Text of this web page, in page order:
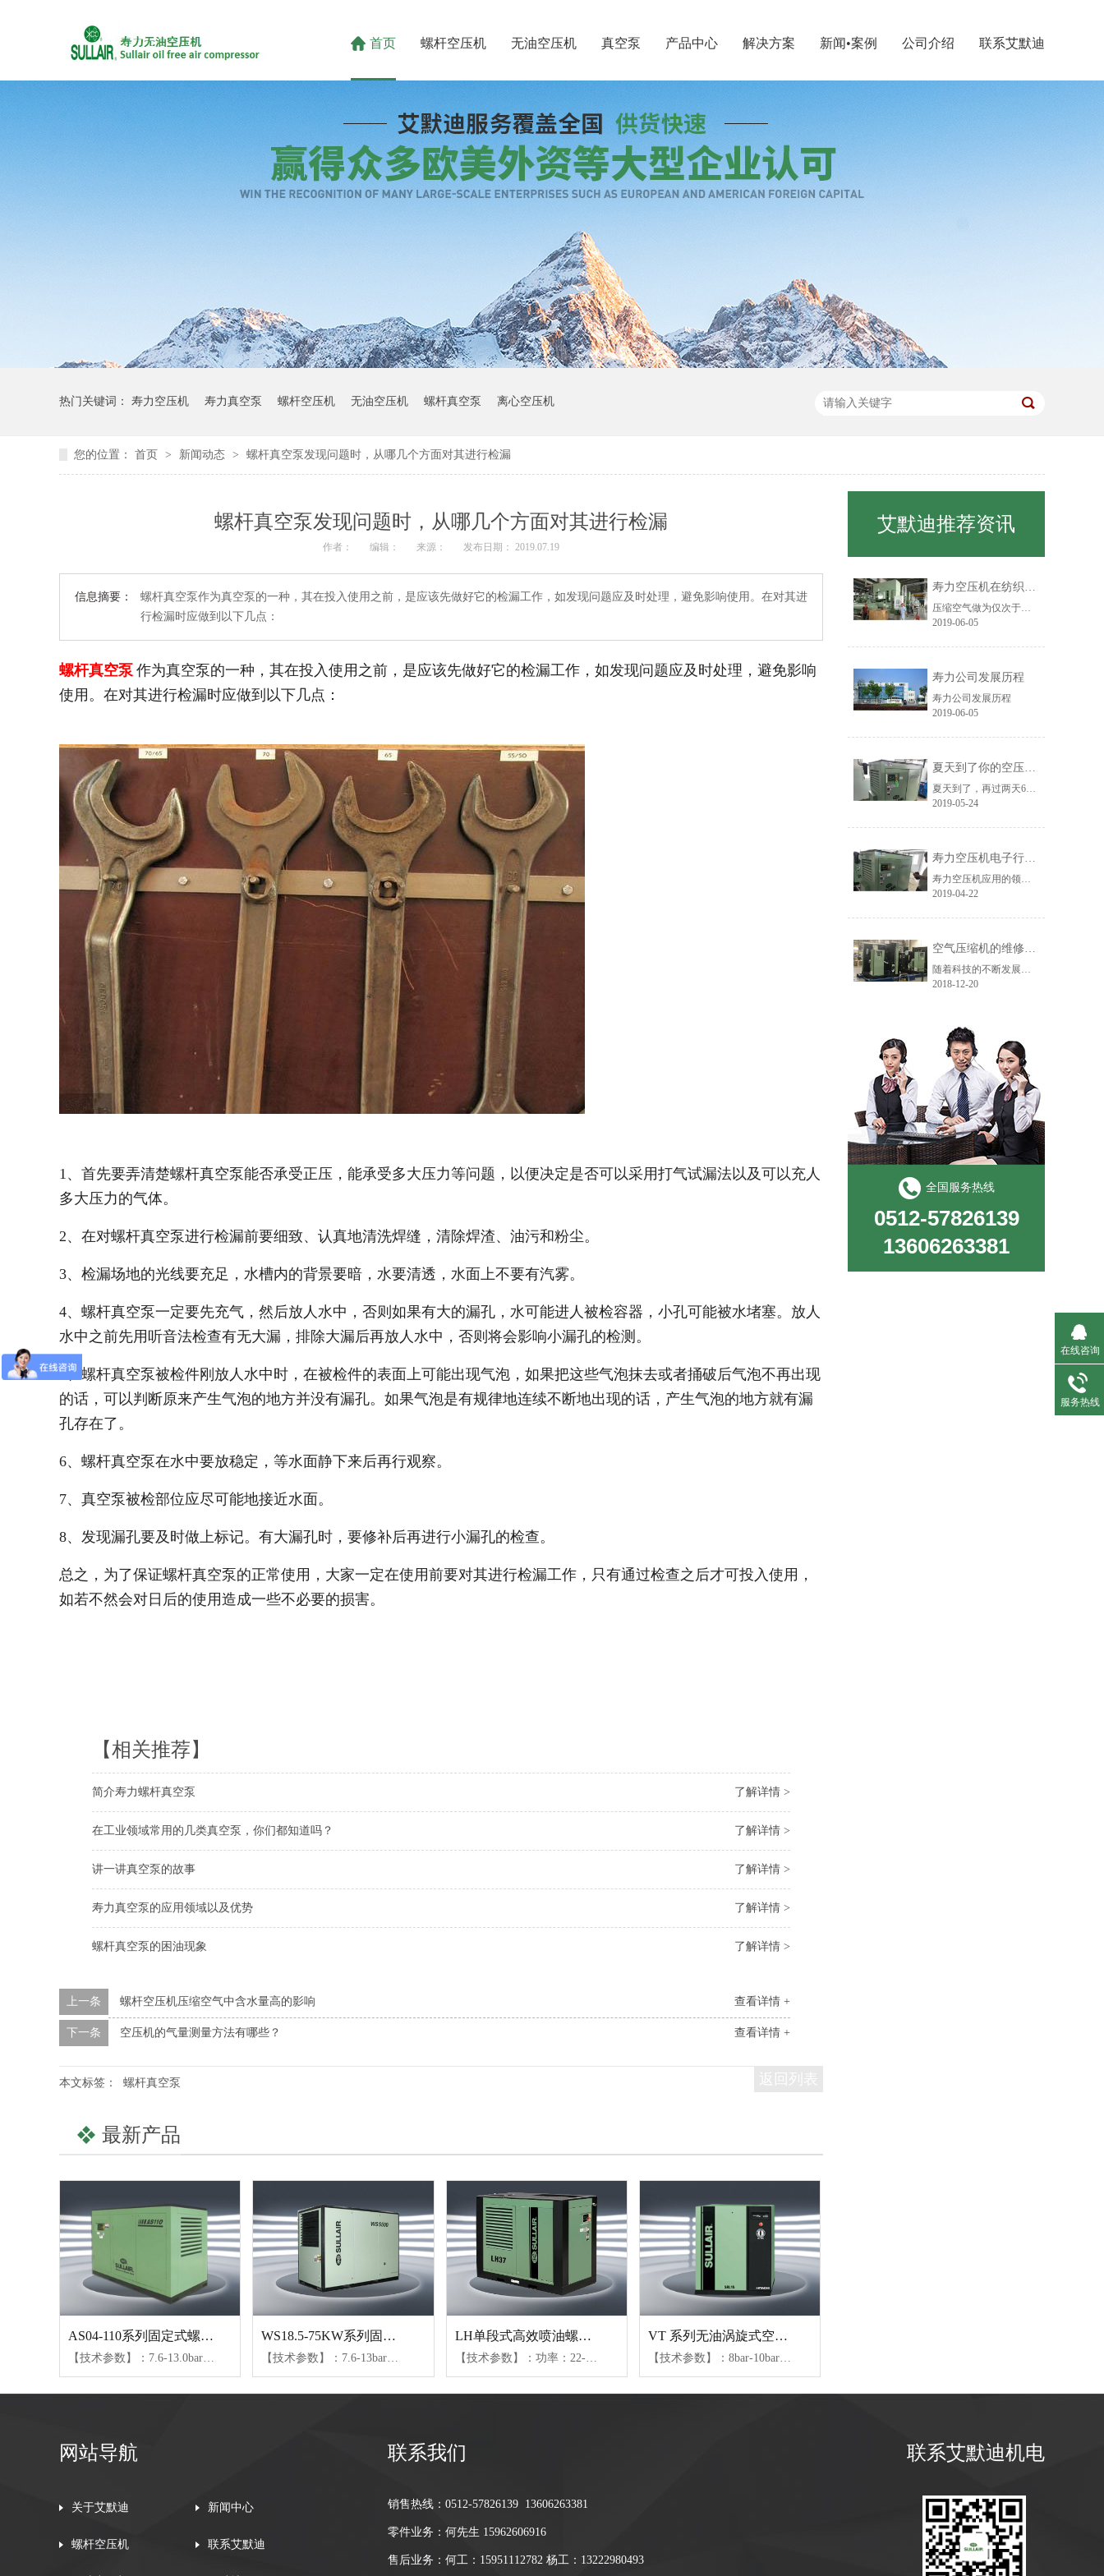
首页 螺杆空压机 无油空压机 真空泵 产品中心 解决方案 新闻•案例 公司介绍 联系艾默迪
热门关键词： 寿力空压机 寿力真空泵 螺杆空压机 无油空压机 螺杆真空泵 离心空压机
您的位置： 首页 > 新闻动态 > 螺杆真空泵发现问题时，从哪几个方面对其进行检漏
螺杆真空泵发现问题时，从哪几个方面对其进行检漏
作者： 编辑： 来源： 发布日期： 2019.07.19
信息摘要：
螺杆真空泵作为真空泵的一种，其在投入使用之前，是应该先做好它的检漏工作，如发现问题应及时处理，避免影响使用。在对其进
行检漏时应做到以下几点：
螺杆真空泵 作为真空泵的一种，其在投入使用之前，是应该先做好它的检漏工作，如发现问题应及时处理，避免影响
使用。在对其进行检漏时应做到以下几点：
1、首先要弄清楚螺杆真空泵能否承受正压，能承受多大压力等问题，以便决定是否可以采用打气试漏法以及可以充人
多大压力的气体。
2、在对螺杆真空泵进行检漏前要细致、认真地清洗焊缝，清除焊渣、油污和粉尘。
3、检漏场地的光线要充足，水槽内的背景要暗，水要清透，水面上不要有汽雾。
4、螺杆真空泵一定要先充气，然后放人水中，否则如果有大的漏孔，水可能进人被检容器，小孔可能被水堵塞。放人
水中之前先用听音法检查有无大漏，排除大漏后再放人水中，否则将会影响小漏孔的检测。
5、螺杆真空泵被检件刚放人水中时，在被检件的表面上可能出现气泡，如果把这些气泡抹去或者捅破后气泡不再出现
的话，可以判断原来产生气泡的地方并没有漏孔。如果气泡是有规律地连续不断地出现的话，产生气泡的地方就有漏
孔存在了。
6、螺杆真空泵在水中要放稳定，等水面静下来后再行观察。
7、真空泵被检部位应尽可能地接近水面。
8、发现漏孔要及时做上标记。有大漏孔时，要修补后再进行小漏孔的检查。
总之，为了保证螺杆真空泵的正常使用，大家一定在使用前要对其进行检漏工作，只有通过检查之后才可投入使用，
如若不然会对日后的使用造成一些不必要的损害。
【相关推荐】
了解详情 >
简介寿力螺杆真空泵
了解详情 >
在工业领域常用的几类真空泵，你们都知道吗？
了解详情 >
讲一讲真空泵的故事
了解详情 >
寿力真空泵的应用领域以及优势
了解详情 >
螺杆真空泵的困油现象
查看详情 +
上一条 螺杆空压机压缩空气中含水量高的影响
查看详情 +
下一条 空压机的气量测量方法有哪些？
本文标签： 螺杆真空泵
最新产品
AS04-110系列固定式螺杆空压机
【技术参数】：7.6-13.0bar、0.4-20.1m³/min【可选配置】：SULL润滑油、24KT润滑油
WS18.5-75KW系列固定式螺杆空压机
【技术参数】：7.6-13bar、0.4-2.28m³/min(04-15)、2.2-6.8m³/min(18-37)、5.65-14.7m³/min(45-75)【可选配置】：风冷或水冷（水冷仅限45kW以上机组）、不同防护等级电机、变容控制或变频控制
LH单段式高效喷油螺杆机
【技术参数】：功率：22-160KW、压力范围：7.6bar-12bar、气量范围：2.1-32.5m³/min
VT 系列无油涡旋式空压机
【技术参数】：8bar-10bar、1.5-33KW、0.16-3.78m³/min
艾默迪推荐资讯
寿力空压机在纺织行业中的应用
压缩空气做为仅次于电力的第二大动力源，在纺织厂的应用已经处处可见，越来越多的纺织工艺过程已采用气动来完成。目前主要应用在纤维物料输送、胶辊加压、移动工位、喷射气流加工、射流自控技术、清洁部件等方面。
2019-06-05
寿力公司发展历程
寿力公司发展历程
2019-06-05
夏天到了你的空压机还撑得住吗？
夏天到了，再过两天6月份，我们将进入一年中最热的阶段，人在高温环境下很容易中暑，机器也是一样的，拿空压机来说，它的“中暑”表现形式就是高温报警停机。
2019-05-24
寿力空压机电子行业客户使用现场
寿力空压机应用的领域范围非常广泛，涉及到各行各业，今天主要介绍下寿力空压机在电子行业的应用。寿力空压机代理商艾默迪机电黄山客户使用现场：在电子行业，寿力空压机通常用于印刷电路板清洁、取放机等。
2019-04-22
空气压缩机的维修工程有哪些？
随着科技的不断发展，各类空气压缩机设备应用于我们的生活中，正确使用这些设备有助于我们工程的展开，在使用过程中，可能会出现故障。这个时候，我们就需要对空压机进行维修，按照维修程度可以分为三种类型，维修大小不同，但是也不是没有界线的，根据维修的部位和设备的使用情况，艾默迪机电小编带着大家一起来看看......
2018-12-20
全国服务热线
0512-57826139
13606263381
网站导航
关于艾默迪 新闻中心
螺杆空压机 联系艾默迪
联系我们
销售热线：0512-57826139 13606263381
零件业务：何先生 15962606916
售后业务：何工：15951112782 杨工：13222980493
联系艾默迪机电
在线咨询
服务热线